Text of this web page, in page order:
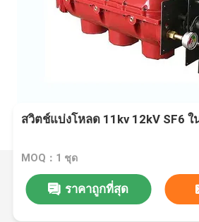
สวิตช์แบ่งโหลด 11kv 12kV SF6 ใ
MOQ：1 ชุด
ราคาถูกที่สุด